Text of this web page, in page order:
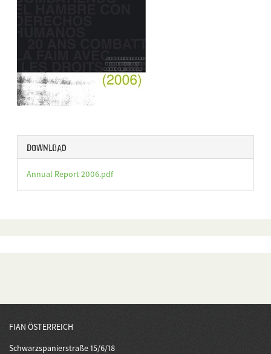
Download
Annual Report 2006.pdf
FIAN ÖSTERREICH
Schwarzspanierstraße 15/6/18